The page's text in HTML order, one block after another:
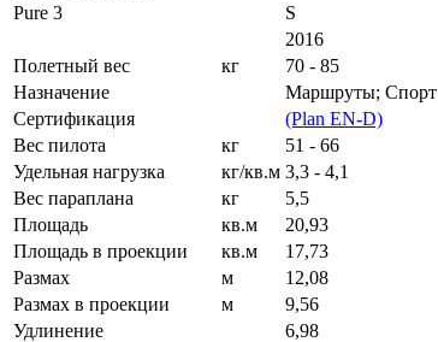
Pure 3
S
2016
Полетный вес
кг 70 - 85
Назначение
Маршруты; Спорт
Сертификация
(Plan EN-D)
Вес пилота
кг 51 - 66
Удельная нагрузка
кг/кв.м 3,3 - 4,1
Вес параплана
кг 5,5
Площадь
кв.м 20,93
Площадь в проекции
кв.м 17,73
Размах
м 12,08
Размах в проекции
м 9,56
Удлинение
6,98